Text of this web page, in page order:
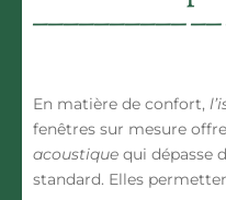
En matière de confort,
fenêtres sur mesure
acoustique qui dépasse
standard. Elles